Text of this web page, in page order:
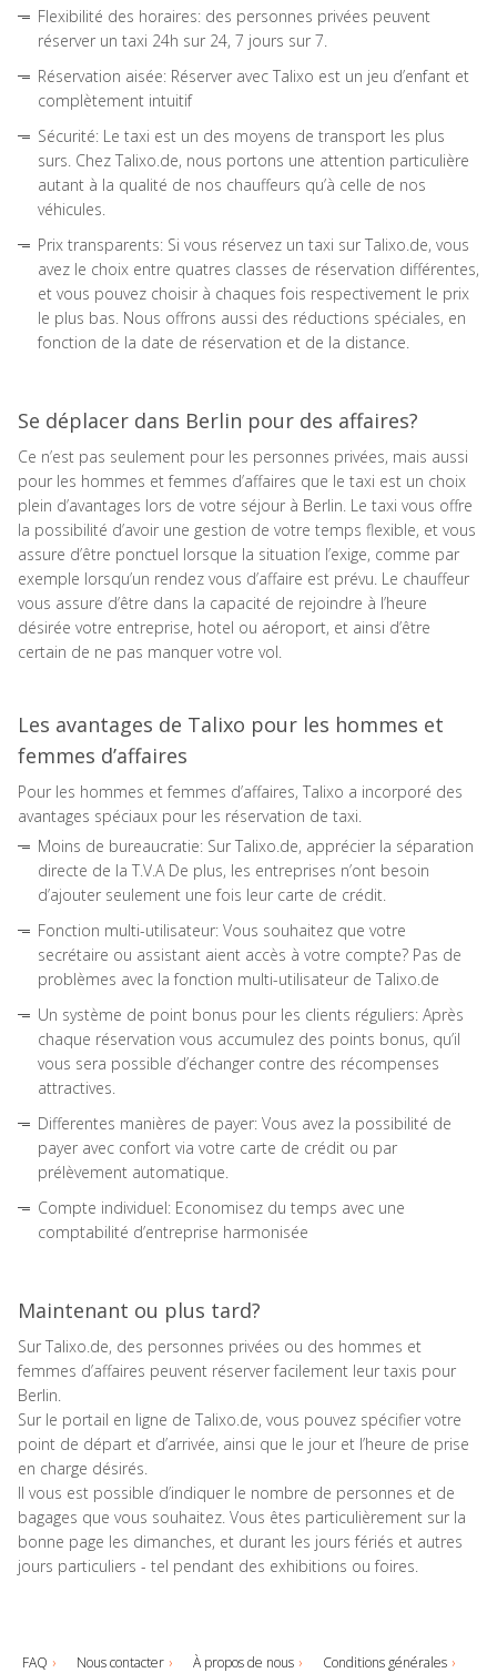
Flexibilité des horaires: des personnes privées peuvent
réserver un taxi 24h sur 24, 7 jours sur 7.
Réservation aisée: Réserver avec Talixo est un jeu d’enfant et
complètement intuitif
Sécurité: Le taxi est un des moyens de transport les plus
surs. Chez Talixo.de, nous portons une attention particulière
autant à la qualité de nos chauffeurs qu’à celle de nos
véhicules.
Prix transparents: Si vous réservez un taxi sur Talixo.de, vous
avez le choix entre quatres classes de réservation différentes,
et vous pouvez choisir à chaques fois respectivement le prix
le plus bas. Nous offrons aussi des réductions spéciales, en
fonction de la date de réservation et de la distance.
Se déplacer dans Berlin pour des affaires?
Ce n’est pas seulement pour les personnes privées, mais aussi
pour les hommes et femmes d’affaires que le taxi est un choix
plein d’avantages lors de votre séjour à Berlin. Le taxi vous offre
la possibilité d’avoir une gestion de votre temps flexible, et vous
assure d’être ponctuel lorsque la situation l’exige, comme par
exemple lorsqu’un rendez vous d’affaire est prévu. Le chauffeur
vous assure d’être dans la capacité de rejoindre à l’heure
désirée votre entreprise, hotel ou aéroport, et ainsi d’être
certain de ne pas manquer votre vol.
Les avantages de Talixo pour les hommes et
femmes d’affaires
Pour les hommes et femmes d’affaires, Talixo a incorporé des
avantages spéciaux pour les réservation de taxi.
Moins de bureaucratie: Sur Talixo.de, apprécier la séparation
directe de la T.V.A De plus, les entreprises n’ont besoin
d’ajouter seulement une fois leur carte de crédit.
Fonction multi-utilisateur: Vous souhaitez que votre
secrétaire ou assistant aient accès à votre compte? Pas de
problèmes avec la fonction multi-utilisateur de Talixo.de
Un système de point bonus pour les clients réguliers: Après
chaque réservation vous accumulez des points bonus, qu’il
vous sera possible d’échanger contre des récompenses
attractives.
Differentes manières de payer: Vous avez la possibilité de
payer avec confort via votre carte de crédit ou par
prélèvement automatique.
Compte individuel: Economisez du temps avec une
comptabilité d’entreprise harmonisée
Maintenant ou plus tard?
Sur Talixo.de, des personnes privées ou des hommes et
femmes d’affaires peuvent réserver facilement leur taxis pour
Berlin.
Sur le portail en ligne de Talixo.de, vous pouvez spécifier votre
point de départ et d’arrivée, ainsi que le jour et l’heure de prise
en charge désirés.
Il vous est possible d’indiquer le nombre de personnes et de
bagages que vous souhaitez. Vous êtes particulièrement sur la
bonne page les dimanches, et durant les jours fériés et autres
jours particuliers - tel pendant des exhibitions ou foires.
FAQ Nous contacter À propos de nous Conditions générales